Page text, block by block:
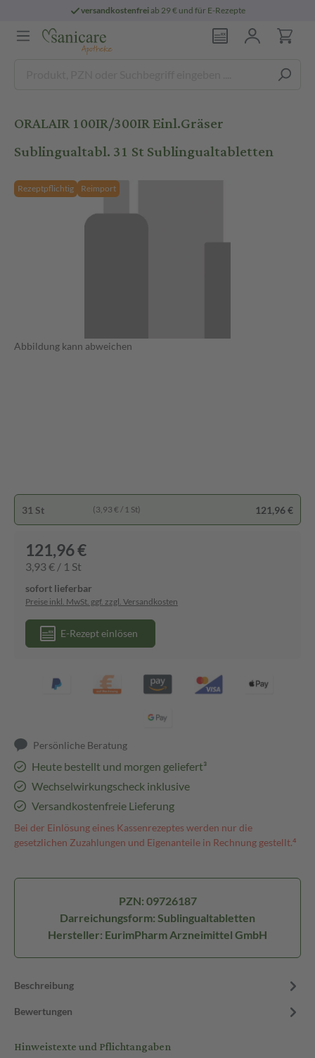
versandkostenfreiab 29 € und für E-Rezepte
ORALAIR 100IR/300IR Einl.Gräser
Sublingualtabl. 31 St Sublingualtabletten
Rezeptpflichtig Reimport
Abbildung kann abweichen
31 St (3,93 € / 1 St) 121,96 €
121,96 €
3,93 € / 1 St
sofort lieferbar
Preise inkl. MwSt. ggf. zzgl. Versandkosten
E-Rezept einlösen
Persönliche Beratung
Heute bestellt und morgen geliefert³
Wechselwirkungscheck inklusive
Versandkostenfreie Lieferung
Bei der Einlösung eines Kassenrezeptes werden nur die
gesetzlichen Zuzahlungen und Eigenanteile in Rechnung gestellt.⁴
PZN: 09726187
Darreichungsform: Sublingualtabletten
Hersteller: EurimPharm Arzneimittel GmbH
Beschreibung
Bewertungen
Hinweistexte und Pflichtangaben